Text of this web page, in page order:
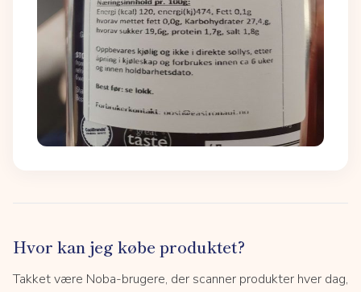
Hvor kan jeg købe produktet?
Takket være Noba-brugere, der scanner produkter hver dag,